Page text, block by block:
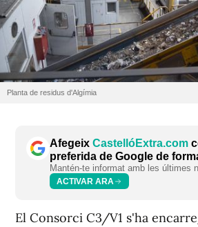
Planta de residus d'Algímia
Afegeix CastellóExtra.com
preferida de Google de
Mantén-te informat amb les últimes
ACTIVAR ARA
El Consorci C3/V1 s'ha